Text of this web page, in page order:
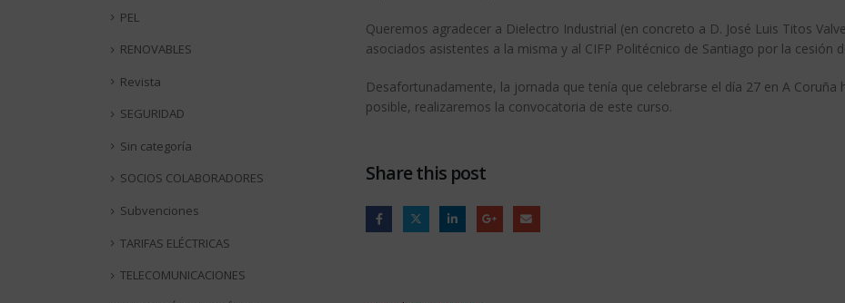
Queremos agradecer a Dielectro Industrial (en concreto a D. José Luis Titos
asociados asistentes a la misma y al CIFP Politécnico de Santiago por la cesión
Desafortunadamente, la jornada que tenía que celebrarse el día 27 en A Coruña
posible, realizaremos la convocatoria de este curso.
Share this post
PEL
RENOVABLES
Revista
SEGURIDAD
Sin categoría
SOCIOS COLABORADORES
Subvenciones
TARIFAS ELÉCTRICAS
TELECOMUNICACIONES